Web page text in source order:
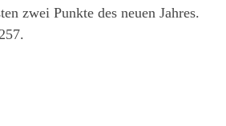
zwei Punkte des neuen Jahres.